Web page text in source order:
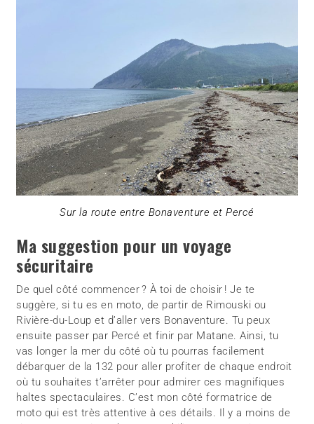
Sur la route entre Bonaventure et Percé
Ma suggestion pour un voyage
sécuritaire
De quel côté commencer ? À toi de choisir ! Je te
suggère, si tu es en moto, de partir de Rimouski ou
Rivière-du-Loup et d’aller vers Bonaventure. Tu peux
ensuite passer par Percé et finir par Matane. Ainsi, tu
vas longer la mer du côté où tu pourras facilement
débarquer de la 132 pour aller profiter de chaque endroit
où tu souhaites t’arrêter pour admirer ces magnifiques
haltes spectaculaires. C’est mon côté formatrice de
moto qui est très attentive à ces détails. Il y a moins de